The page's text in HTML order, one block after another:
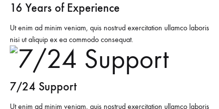
16 Years of Experience
Ut enim ad minim veniam, quis nostrud exercitation ullamco laboris
nisi ut aliquip ex ea commodo consequat.
7/24 Support
Ut enim ad minim veniam, quis nostrud exercitation ullamco laboris